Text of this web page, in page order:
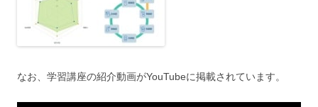
なお、学習講座の紹介動画がYouTubeに掲載されています。